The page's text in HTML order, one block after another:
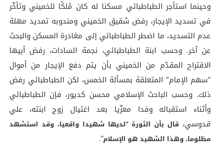
وحينما استأجر الطباطبائي مسكنا له كان مُلكًا للخميني وتأخّر
في تسديد الإيجار، رفض شقيق الخميني ومندوبه تمديد مهلة
عدم التسديد، ما اضطر الطباطبائي إلى مغادرة المسكن والبحث
عن آخر. وحسب ابنة الطباطبائي، نجمة السادات، رفض أبيها
الاقتراح المقدّم من الخميني بأن يتم دفع الإيجار من أموال
“سهم الإمام” المتعلقة بمسألة الخمس، لكن الطباطبائي رفض
ذلك. وحسب الباحث الإسلامي محسن كديور، فإن الطباطبائي
وأثناء استقباله وفدا معزّيا بعد اغتيال زوج ابنته، علي
قدوسي، قال بأن الثورة “لديها شهيدا واقعيا، وقد استشهد
مظلوما، وهذا الشهيد هو الإسلام“.